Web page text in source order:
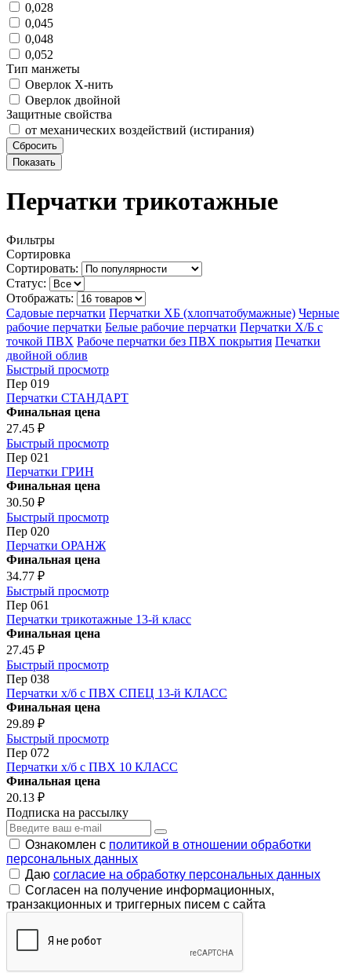
0,028
0,045
0,048
0,052
Тип манжеты
Оверлок Х-нить
Оверлок двойной
Защитные свойства
от механических воздействий (истирания)
Перчатки трикотажные
Фильтры
Сортировка
Сортировать:
Статус:
Отображать:
Садовые перчатки Перчатки ХБ (хлопчатобумажные) Черные
рабочие перчатки Белые рабочие перчатки Перчатки Х/Б с
точкой ПВХ Рабоче перчатки без ПВХ покрытия Печатки
двойной облив
Быстрый просмотр
Пер 019
Перчатки СТАНДАРТ
Финальная цена
27.45 ₽
Быстрый просмотр
Пер 021
Перчатки ГРИН
Финальная цена
30.50 ₽
Быстрый просмотр
Пер 020
Перчатки ОРАНЖ
Финальная цена
34.77 ₽
Быстрый просмотр
Пер 061
Перчатки трикотажные 13-й класс
Финальная цена
27.45 ₽
Быстрый просмотр
Пер 038
Перчатки х/б с ПВХ СПЕЦ 13-й КЛАСС
Финальная цена
29.89 ₽
Быстрый просмотр
Пер 072
Перчатки х/б с ПВХ 10 КЛАСС
Финальная цена
20.13 ₽
Подписка на рассылку
Ознакомлен с политикой в отношении обработки
персональных данных
Даю согласие на обработку персональных данных
Согласен на получение информационных,
транзакционных и триггерных писем с сайта